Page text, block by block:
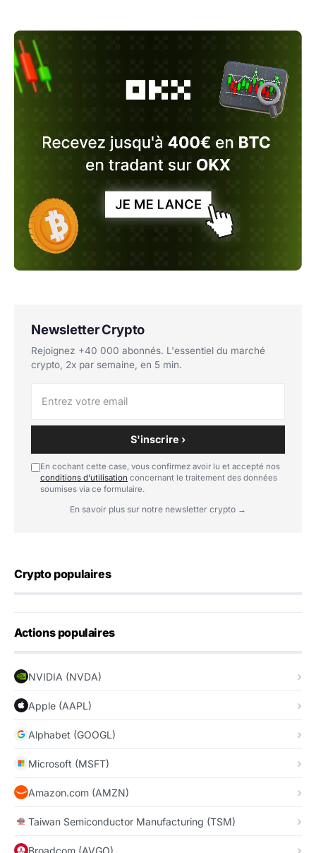
Newsletter Crypto
Rejoignez +40 000 abonnés. L'essentiel du marché
crypto, 2x par semaine, en 5 min.
S'inscrire ›
En cochant cette case, vous confirmez avoir lu et accepté nos
conditions d'utilisation concernant le traitement des données
soumises via ce formulaire.
En savoir plus sur notre newsletter crypto →
Crypto populaires
Actions populaires
NVIDIA (NVDA)
Apple (AAPL)
Alphabet (GOOGL)
Microsoft (MSFT)
Amazon.com (AMZN)
Taiwan Semiconductor Manufacturing (TSM)
Broadcom (AVGO)